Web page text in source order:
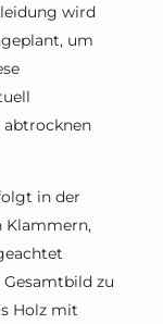
wird
um
in der
Klammern,
zu
Holz mit